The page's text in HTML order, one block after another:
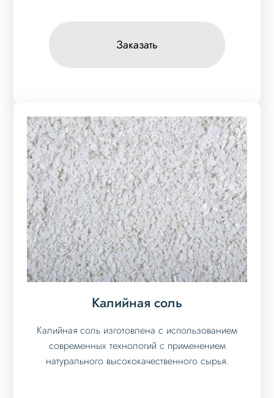
Заказать
Калийная соль
Калийная соль изготовлена с использованием
современных технологий с применением
натурального высококачественного сырья.